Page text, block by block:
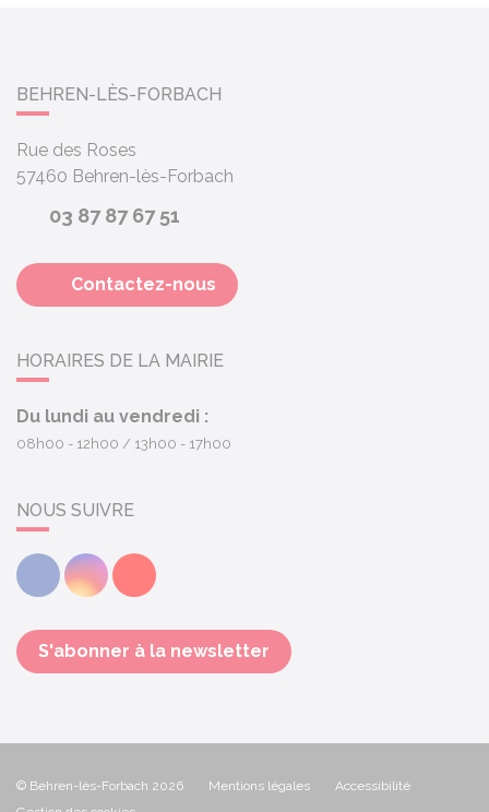
BEHREN-LÈS-FORBACH
Rue des Roses
57460 Behren-lès-Forbach
03 87 87 67 51
Contactez-nous
HORAIRES DE LA MAIRIE
Du lundi au vendredi :
08h00 - 12h00 13h00 - 17h00
NOUS SUIVRE
FacebookInstagramYoutube
S'abonner à la newsletter
© Behren-lès-Forbach 2026 Mentions légales
Accessibilité